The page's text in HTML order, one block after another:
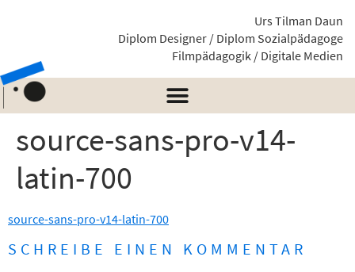
Urs Tilman Daun
Diplom Designer / Diplom Sozialpädagoge
Filmpädagogik / Digitale Medien
source-sans-pro-v14-
latin-700
source-sans-pro-v14-latin-700
SCHREIBE EINEN KOMMENTAR